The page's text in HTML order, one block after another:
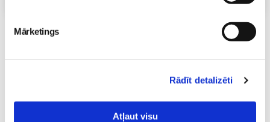
Mārketings
Rādīt detalizēti
Atļaut visu